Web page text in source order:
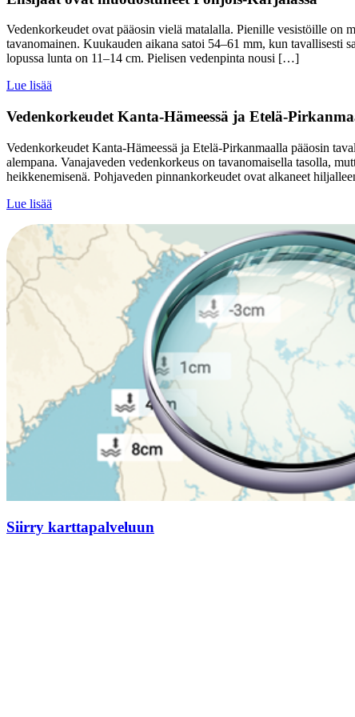
Vedenkorkeudet ovat pääosin vielä matalalla. Pienille vesistöille on
tavanomainen. Kuukauden aikana satoi 54–61 mm, kun tavallisesti
lopussa lunta on 11–14 cm. Pielisen vedenpinta nousi […]
Lue lisää
Vedenkorkeudet Kanta-Hämeessä ja Etelä-
Vedenkorkeudet Kanta-Hämeessä ja Etelä-Pirkanmaalla pääosin
alempana. Vanajaveden vedenkorkeus on tavanomaisella tasolla,
heikkenemisenä. Pohjaveden pinnankorkeudet ovat alkaneet
Lue lisää
Siirry karttapalveluun